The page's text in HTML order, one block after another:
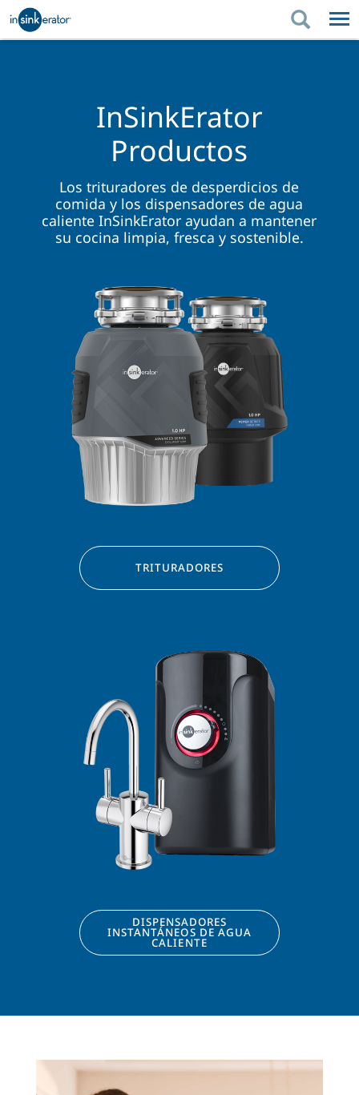
InSinkErator
Productos
Los trituradores de desperdicios de
comida y los dispensadores de agua
caliente InSinkErator ayudan a mantener
su cocina limpia, fresca y sostenible.
TRITURADORES
DISPENSADORES
INSTANTÁNEOS DE AGUA
CALIENTE